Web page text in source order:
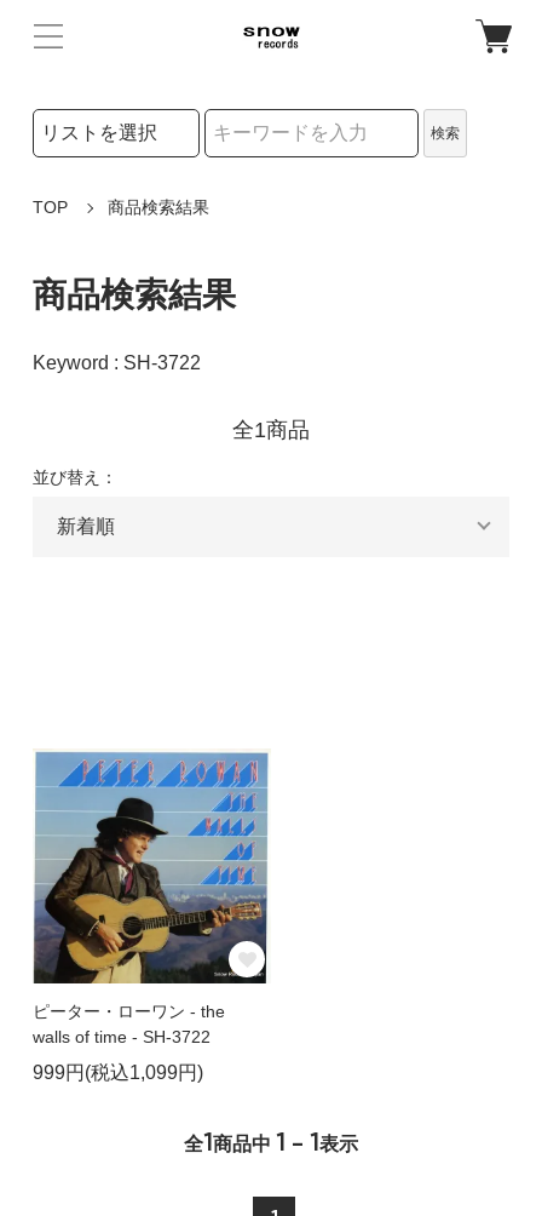
検索リストの選択
検索
TOP 商品検索結果
商品検索結果
Keyword : SH-3722
全1商品
並び替え：
ピーター・ローワン - the
walls of time - SH-3722
999円(税込1,099円)
全1商品中 1 - 1表示